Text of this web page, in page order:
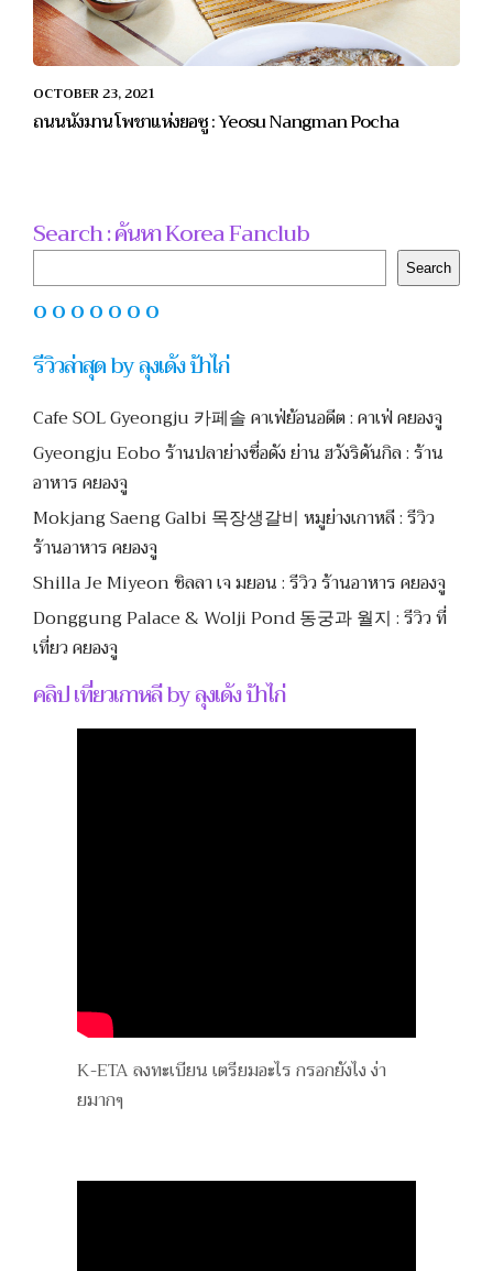
OCTOBER 23, 2021
ถนนนังมาน โพชาแห่งยอซู : Yeosu Nangman Pocha
Search : ค้นหา Korea Fanclub
Search
O O O O O O O
รีวิวล่าสุด by ลุงเด้ง ป้าไก่
Cafe SOL Gyeongju 카페솔 คาเฟ่ย้อนอดีต : คาเฟ่ คยองจู
Gyeongju Eobo ร้านปลาย่างชื่อดัง ย่าน ฮวังริดันกิล : ร้าน
อาหาร คยองจู
Mokjang Saeng Galbi 목장생갈비 หมูย่างเกาหลี : รีวิว
ร้านอาหาร คยองจู
Shilla Je Miyeon ชิลลา เจ มยอน : รีวิว ร้านอาหาร คยองจู
Donggung Palace & Wolji Pond 동궁과 월지 : รีวิว ที่
เที่ยว คยองจู
คลิป เที่ยวเกาหลี by ลุงเด้ง ป้าไก่
K-ETA ลงทะเบียน เตรียมอะไร กรอกยังไง ง่า
ยมากๆ